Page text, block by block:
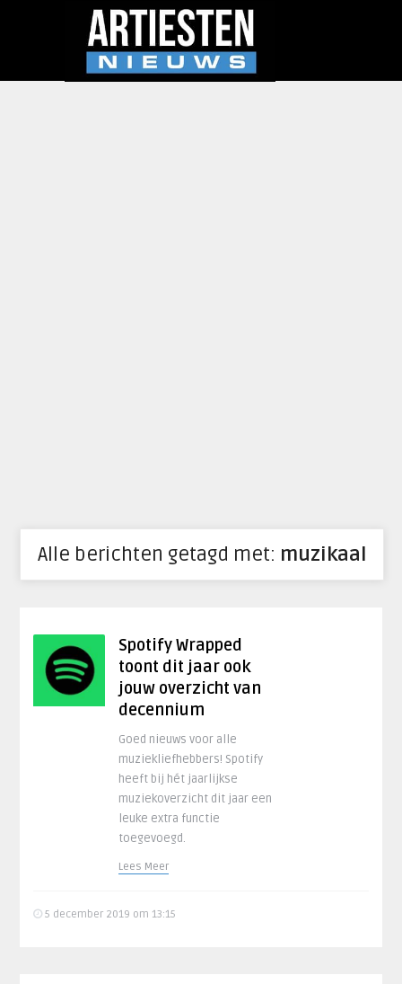
Alle berichten getagd met: muzikaal
Spotify Wrapped
toont dit jaar ook
jouw overzicht van
decennium
Goed nieuws voor alle
muziekliefhebbers! Spotify
heeft bij hét jaarlijkse
muziekoverzicht dit jaar een
leuke extra functie
toegevoegd.
Lees Meer
5 december 2019 om 13:15